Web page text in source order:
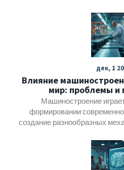
избежать
дек, 1
Влияние
мир: проблемы и
Машиностроение
формировании
создание разнообразных
повседневную жизнь.
в этой области
представление о